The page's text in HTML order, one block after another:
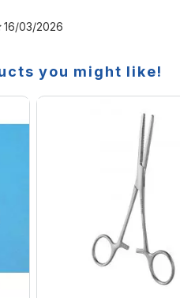
16/03/2026
you might like!